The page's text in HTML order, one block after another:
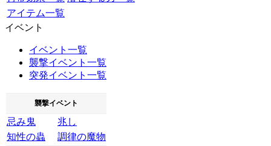
アイテム一覧
イベント
イベント一覧
襲撃イベント一覧
突発イベント一覧
襲撃イベント
忌み鬼
兆し
知性の蟲
調律の魔物